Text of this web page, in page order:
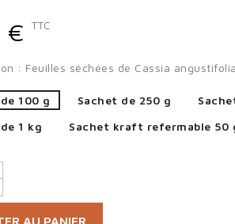
€
TTC
: Feuilles séchées de Cassia angustifolia
100 g Sachet de 250 g
1 kg
Sachet kraft refermable 50
AU PANIER